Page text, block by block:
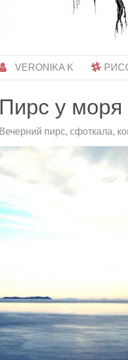
VERONIKA K
Пирс у
Вечерний пирс, сфоткала,